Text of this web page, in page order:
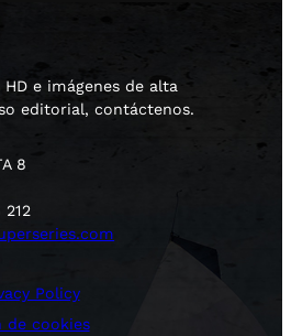
e imágenes de alta
editorial, contáctenos.
8
212
Policy
de cookies